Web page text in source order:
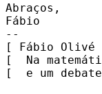
Abraços,
Fábio
--
[ Fábio Olivé
[  Na
[  e um